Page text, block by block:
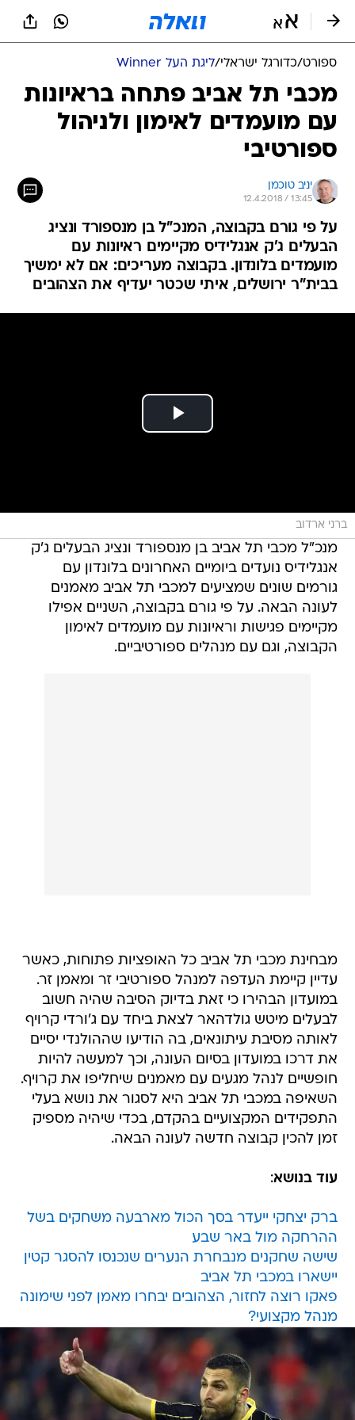
ספורט/כדורגל ישראלי/ליגת העל Winner
מכבי תל אביב פתחה בראיונות
עם מועמדים לאימון ולניהול
ספורטיבי
יניב טוכמן
12.4.2018 / 13:45
על פי גורם בקבוצה, המנכ"ל בן מנספורד ונציג
הבעלים ג'ק אנגלידיס מקיימים ראיונות עם
מועמדים בלונדון. בקבוצה מעריכים: אם לא ימשיך
בבית"ר ירושלים, איתי שכטר יעדיף את הצהובים
ברני ארדוב
מנכ"ל מכבי תל אביב בן מנספורד ונציג הבעלים ג'ק
אנגלידיס נועדים ביומיים האחרונים בלונדון עם
גורמים שונים שמציעים למכבי תל אביב מאמנים
לעונה הבאה. על פי גורם בקבוצה, השניים אפילו
מקיימים פגישות וראיונות עם מועמדים לאימון
הקבוצה, וגם עם מנהלים ספורטיביים.
מבחינת מכבי תל אביב כל האופציות פתוחות, כאשר
עדיין קיימת העדפה למנהל ספורטיבי זר ומאמן זר.
במועדון הבהירו כי זאת בדיוק הסיבה שהיה חשוב
לבעלים מיטש גולדהאר לצאת ביחד עם ג'ורדי קרויף
לאותה מסיבת עיתונאים, בה הודיעו שההולנדי יסיים
את דרכו במועדון בסיום העונה, וכך למעשה להיות
חופשיים לנהל מגעים עם מאמנים שיחליפו את קרויף.
השאיפה במכבי תל אביב היא לסגור את נושא בעלי
התפקידים המקצועיים בהקדם, בכדי שיהיה מספיק
זמן להכין קבוצה חדשה לעונה הבאה.
עוד בנושא:
ברק יצחקי ייעדר בסך הכול מארבעה משחקים בשל
ההרחקה מול באר שבע
שישה שחקנים מנבחרת הנערים שנכנסו להסגר קטין
יישארו במכבי תל אביב
פאקו רוצה לחזור, הצהובים יבחרו מאמן לפני שימונה
מנהל מקצועי?